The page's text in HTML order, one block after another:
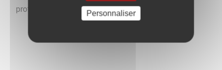
professionnel, justice, mobilité).
Personnaliser